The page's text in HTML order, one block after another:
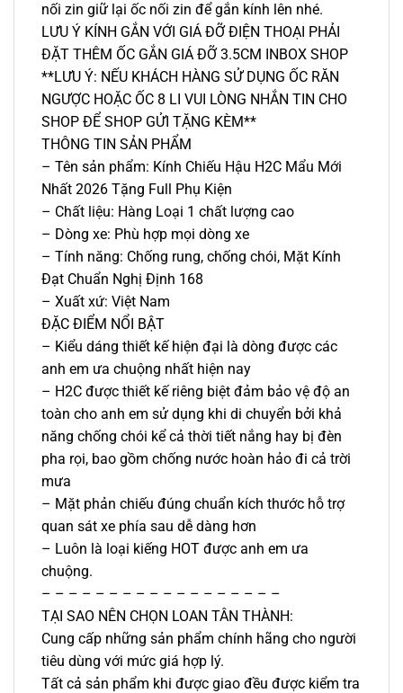
nối zin giữ lại ốc nối zin để gắn kính lên nhé.
LƯU Ý KÍNH GẮN VỚI GIÁ ĐỠ ĐIỆN THOẠI PHẢI
ĐẶT THÊM ỐC GẮN GIÁ ĐỠ 3.5CM INBOX SHOP
**LƯU Ý: NẾU KHÁCH HÀNG SỬ DỤNG ỐC RĂN
NGƯỢC HOẶC ỐC 8 LI VUI LÒNG NHẮN TIN CHO
SHOP ĐỂ SHOP GỬI TẶNG KÈM**
THÔNG TIN SẢN PHẨM
– Tên sản phẩm: Kính Chiếu Hậu H2C Mẩu Mới
Nhất 2026 Tặng Full Phụ Kiện
– Chất liệu: Hàng Loại 1 chất lượng cao
– Dòng xe: Phù hợp mọi dòng xe
– Tính năng: Chống rung, chống chói, Mặt Kính
Đạt Chuẩn Nghị Định 168
– Xuất xứ: Việt Nam
ĐẶC ĐIỂM NỔI BẬT
– Kiểu dáng thiết kế hiện đại là dòng được các
anh em ưa chuộng nhất hiện nay
– H2C được thiết kế riêng biệt đảm bảo vệ độ an
toàn cho anh em sử dụng khi di chuyển bởi khả
năng chống chói kể cả thời tiết nắng hay bị đèn
pha rọi, bao gồm chống nước hoàn hảo đi cả trời
mưa
– Mặt phản chiếu đúng chuẩn kích thước hỗ trợ
quan sát xe phía sau dễ dàng hơn
– Luôn là loại kiếng HOT được anh em ưa
chuộng.
– – – – – – – – – – – – – – – – – –
TẠI SAO NÊN CHỌN LOAN TÂN THÀNH:
Cung cấp những sản phẩm chính hãng cho người
tiêu dùng với mức giá hợp lý.
Tất cả sản phẩm khi được giao đều được kiểm tra